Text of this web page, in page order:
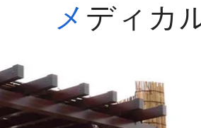
メディ